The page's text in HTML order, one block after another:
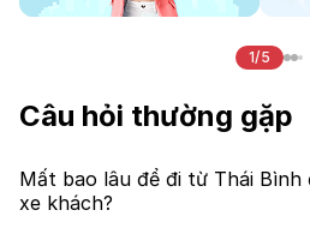
1/5
Câu hỏi thường gặp
Mất bao lâu để đi từ Thái Bình
xe khách?